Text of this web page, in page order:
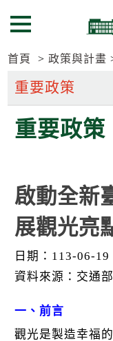
到
要
區
到
要
區
選單按鈕
首頁 政策與計畫
重要政策
啟動全新
展觀光亮
日期：113-06-19
資料來源：交通部
一、前言
觀光是製造幸福